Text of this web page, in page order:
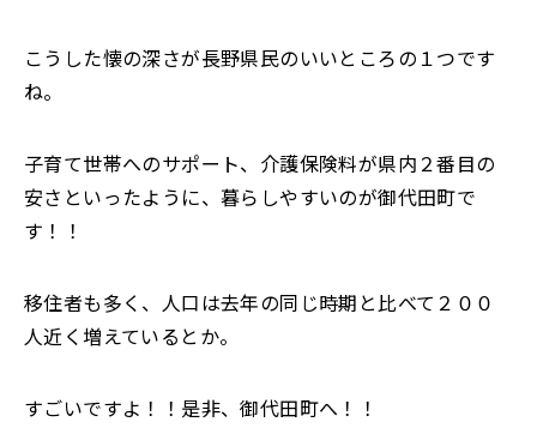
こうした懐の深さが長野県民のいいところの１つです
ね。
子育て世帯へのサポート、介護保険料が県内２番目の
安さといったように、暮らしやすいのが御代田町で
す！！
移住者も多く、人口は去年の同じ時期と比べて２００
人近く増えているとか。
すごいですよ！！是非、御代田町へ！！